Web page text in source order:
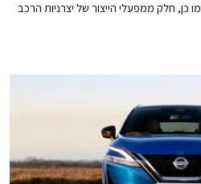
כן, חלק ממפעלי הייצור של יצרניות הרכב